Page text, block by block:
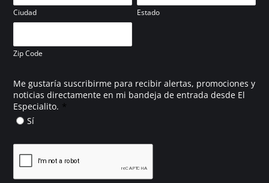
Ciudad Estado
Zip Code
Me gustaría suscribirme para recibir alertas, promociones y
noticias directamente en mi bandeja de entrada desde El
Especialito. *
Sí